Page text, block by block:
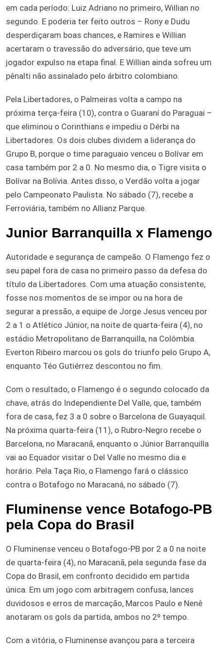
em cada período: Luiz Adriano no primeiro, Willian no
segundo. E poderia ter feito outros – Rony e Dudu
desperdiçaram boas chances, e Ramires e Willian
acertaram o travessão do adversário, que teve um
jogador expulso na etapa final. E Willian ainda sofreu um
pênalti não assinalado pelo árbitro colombiano.
Pela Libertadores, o Palmeiras volta a campo na
próxima terça-feira (10), contra o Guaraní do Paraguai –
que eliminou o Corinthians e impediu o Dérbi na
Libertadores. Os dois clubes dividem a liderança do
Grupo B, porque o time paraguaio venceu o Bolívar em
casa também por 2 a 0. No mesmo dia, o Tigre visita o
Bolívar na Bolívia. Antes disso, o Verdão volta a jogar
pelo Campeonato Paulista. No sábado (7), recebe a
Ferroviária, também no Allianz Parque.
Junior Barranquilla x Flamengo
Autoridade e segurança de campeão. O Flamengo fez o
seu papel fora de casa no primeiro passo da defesa do
título da Libertadores. Com uma atuação consistente,
fosse nos momentos de se impor ou na hora de
segurar a pressão, a equipe de Jorge Jesus venceu por
2 a 1 o Atlético Júnior, na noite de quarta-feira (4), no
estádio Metropolitano de Barranquilla, na Colômbia.
Everton Ribeiro marcou os gols do triunfo pelo Grupo A,
enquanto Téo Gutiérrez descontou no fim.
Com o resultado, o Flamengo é o segundo colocado da
chave, atrás do Independiente Del Valle, que, também
fora de casa, fez 3 a 0 sobre o Barcelona de Guayaquil.
Na próxima quarta-feira (11), o Rubro-Negro recebe o
Barcelona, no Maracanã, enquanto o Júnior Barranquilla
vai ao Equador visitar o Del Valle no mesmo dia e
horário. Pela Taça Rio, o Flamengo fará o clássico
contra o Botafogo no Maracaná, no sábado (7).
Fluminense vence Botafogo-PB
pela Copa do Brasil
O Fluminense venceu o Botafogo-PB por 2 a 0 na noite
de quarta-feira (4), no Maracanã, pela segunda fase da
Copa do Brasil, em confronto decidido em partida
única. Em um jogo com arbitragem confusa, lances
duvidosos e erros de marcação, Marcos Paulo e Nenê
anotaram os gols da partida, ambos no 2º tempo.
Com a vitória, o Fluminense avançou para a terceira